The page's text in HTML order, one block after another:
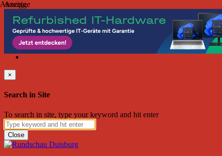
Donnerstag, August 06, 2026
Friend on Facebook
Subscribe to RSS
Search
×
Search in Site
To search in site, type your keyword and hit enter
Close
Anzeige
Anzeige